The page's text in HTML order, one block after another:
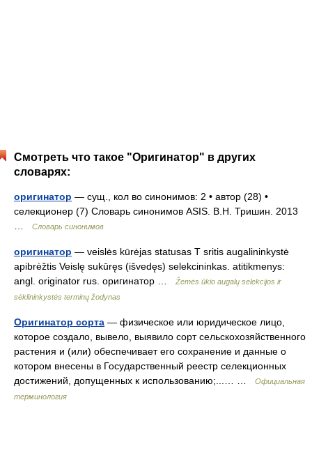
Смотреть что такое "Оригинатор" в других
словарях:
оригинатор — сущ., кол во синонимов: 2 • автор (28) •
селекционер (7) Словарь синонимов ASIS. В.Н. Тришин. 2013
Словарь синонимов
оригинатор — veislės kūrėjas statusas T sritis augalininkystė
apibrėžtis Veislę sukūręs (išvedęs) selekcininkas. atitikmenys:
angl. originator rus. оригинатор …
Žemės ūkio augalų selekcijos ir
sėklininkystės terminų žodynas
Оригинатор сорта — физическое или юридическое лицо,
которое создало, вывело, выявило сорт сельскохозяйственного
растения и (или) обеспечивает его сохранение и данные о
котором внесены в Государственный реестр селекционных
достижений, допущенных к использованию;...… …
Официальная
терминология